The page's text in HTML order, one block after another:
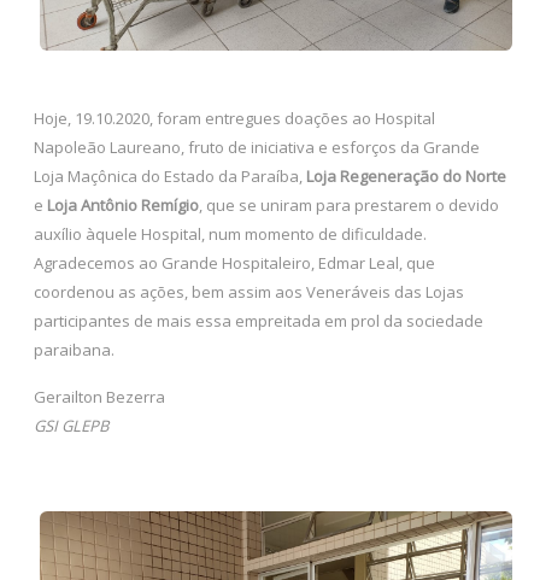
Hoje, 19.10.2020, foram entregues doações ao Hospital
Napoleão Laureano, fruto de iniciativa e esforços da Grande
Loja Maçônica do Estado da Paraíba, Loja Regeneração do Norte
e Loja Antônio Remígio, que se uniram para prestarem o devido
auxílio àquele Hospital, num momento de dificuldade.
Agradecemos ao Grande Hospitaleiro, Edmar Leal, que
coordenou as ações, bem assim aos Veneráveis das Lojas
participantes de mais essa empreitada em prol da sociedade
paraibana.
Gerailton Bezerra
GSI GLEPB